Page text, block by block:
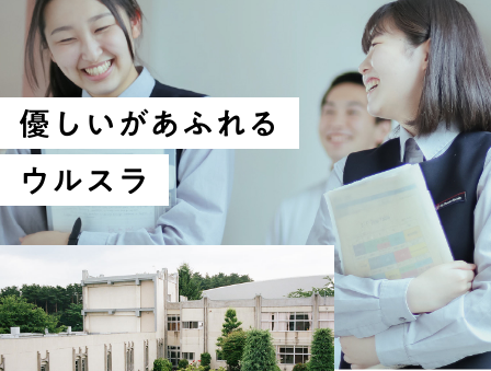
優しいがあふれる
ウルスラ